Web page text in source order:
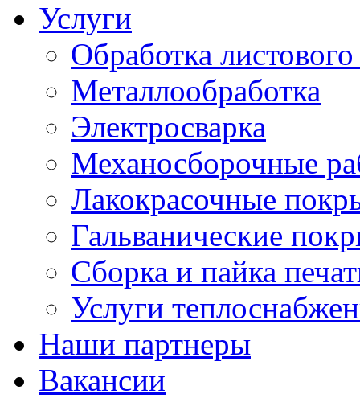
Услуги
Обработка
Металлообработка
Электросварка
Механосборочные
Лакокрасочные
Гальванические
Сборка и пайка
Услуги
Наши партнеры
Вакансии